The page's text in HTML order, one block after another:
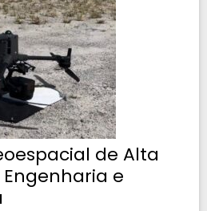
de Alta
e